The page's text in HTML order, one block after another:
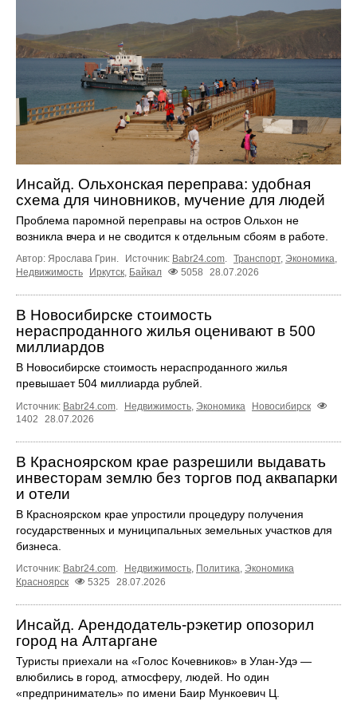
Инсайд. Ольхонская переправа: удобная
схема для чиновников, мучение для людей
Проблема паромной переправы на остров Ольхон не
возникла вчера и не сводится к отдельным сбоям в работе.
Автор: Ярослава Грин. Источник: Babr24.com. Транспорт, Экономика,
Недвижимость
Иркутск, Байкал 5058 28.07.2026
В Новосибирске стоимость
нераспроданного жилья оценивают в 500
миллиардов
В Новосибирске стоимость нераспроданного жилья
превышает 504 миллиарда рублей.
Источник: Babr24.com. Недвижимость, Экономика
Новосибирск
1402
28.07.2026
В Красноярском крае разрешили выдавать
инвесторам землю без торгов под аквапарки
и отели
В Красноярском крае упростили процедуру получения
государственных и муниципальных земельных участков для
бизнеса.
Источник: Babr24.com. Недвижимость, Политика, Экономика
Красноярск
5325 28.07.2026
Инсайд. Арендодатель-рэкетир опозорил
город на Алтаргане
Туристы приехали на «Голос Кочевников» в Улан-Удэ —
влюбились в город, атмосферу, людей. Но один
«предприниматель» по имени Баир Мункоевич Ц.